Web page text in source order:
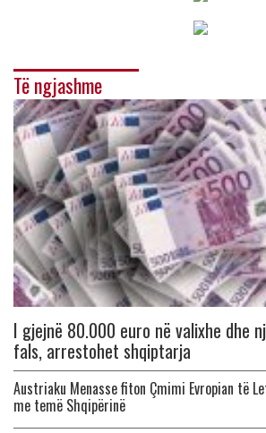
Të ngjashme
I gjejnë 80.000 euro në valixhe dhe
fals, arrestohet shqiptarja
Austriaku Menasse fiton Çmimi Evropian të
me temë Shqipërinë